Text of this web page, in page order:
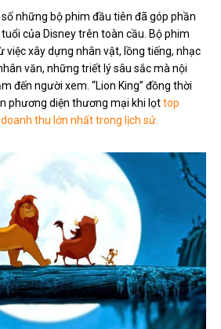
số những bộ phim đầu tiên đã góp phần
của Disney trên toàn cầu. Bộ phim
việc xây dựng nhân vật, lồng tiếng, nhạc
văn, những triết lý sâu sắc mà nội
đến người xem. “Lion King” đồng thời
phương diện thương mại khi lọttop
thu lớn nhất trong lịch sử.